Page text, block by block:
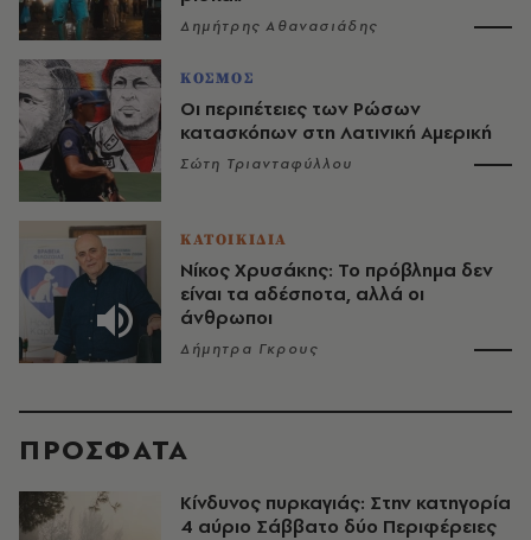
Δημήτρης Αθανασιάδης
ΚΟΣΜΟΣ
Οι περιπέτειες των Ρώσων
κατασκόπων στη Λατινική Αμερική
Σώτη Τριανταφύλλου
ΚΑΤΟΙΚΙΔΙΑ
Νίκος Χρυσάκης: Το πρόβλημα δεν
είναι τα αδέσποτα, αλλά οι
άνθρωποι
Δήμητρα Γκρους
ΠΡΟΣΦΑΤΑ
Κίνδυνος πυρκαγιάς: Στην κατηγορία
4 αύριο Σάββατο δύο Περιφέρειες